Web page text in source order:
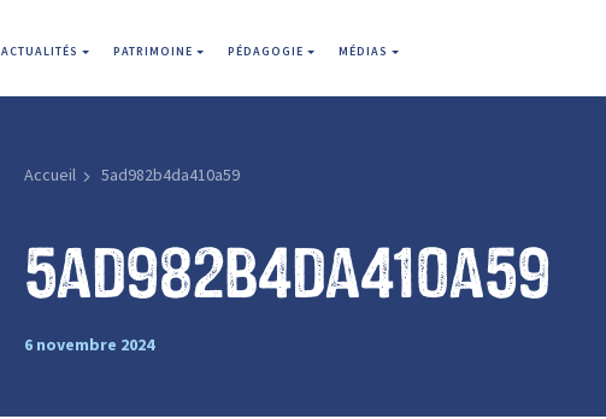
ACTUALITÉS PATRIMOINE PÉDAGOGIE MÉDIAS
Accueil 5ad982b4da410a59
5ad982b4da410a59
6 novembre 2024